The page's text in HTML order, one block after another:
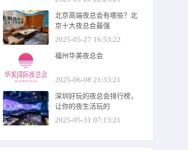
北京高端夜总会有哪些？北
京十大夜总会最强
2025-05-27 16:53:22
福州华美夜总会
2025-06-08 21:33:21
深圳好玩的夜总会排行榜，
让你的夜生活玩的
2025-05-31 07:13:21